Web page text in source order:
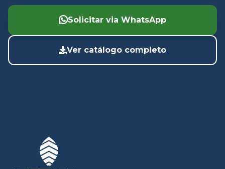
Solicitar via WhatsApp
Ver catálogo completo